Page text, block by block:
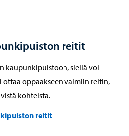
reitit
kaupunkipuistoon, siellä voi
oppaakseen valmiin reitin,
kohteista.
reitit